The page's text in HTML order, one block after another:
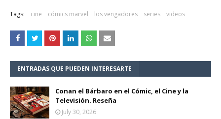
Tags: cine cómics marvel los vengadores series videos
ENTRADAS QUE PUEDEN INTERESARTE
Conan el Bárbaro en el Cómic, el Cine y la
Televisión. Reseña
July 30, 2026